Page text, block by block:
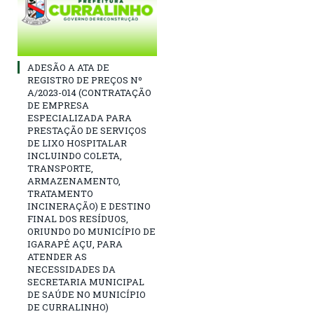
ADESÃO A ATA DE
REGISTRO DE PREÇOS Nº
A/2023-014 (CONTRATAÇÃO
DE EMPRESA
ESPECIALIZADA PARA
PRESTAÇÃO DE SERVIÇOS
DE LIXO HOSPITALAR
INCLUINDO COLETA,
TRANSPORTE,
ARMAZENAMENTO,
TRATAMENTO
INCINERAÇÃO) E DESTINO
FINAL DOS RESÍDUOS,
ORIUNDO DO MUNICÍPIO DE
IGARAPÉ AÇU, PARA
ATENDER AS
NECESSIDADES DA
SECRETARIA MUNICIPAL
DE SAÚDE NO MUNICÍPIO
DE CURRALINHO)